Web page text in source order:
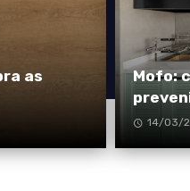
as
Mofo:
14/03/